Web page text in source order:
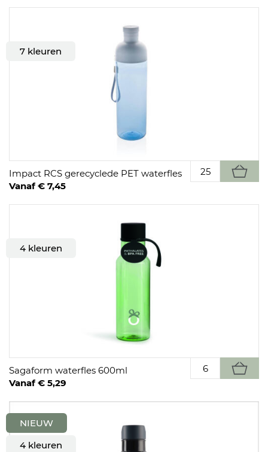
7 kleuren
Impact RCS gerecyclede PET waterfles
Vanaf € 7,45
4 kleuren
Sagaform waterfles 600ml
Vanaf € 5,29
NIEUW
4 kleuren